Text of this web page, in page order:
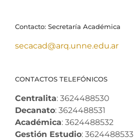
Contacto: Secretaría Académica
secacad@arq.unne.edu.ar
CONTACTOS TELEFÓNICOS
Centralita: 3624488530
Decanato: 3624488531
Académica: 3624488532
Gestión Estudio: 3624488533